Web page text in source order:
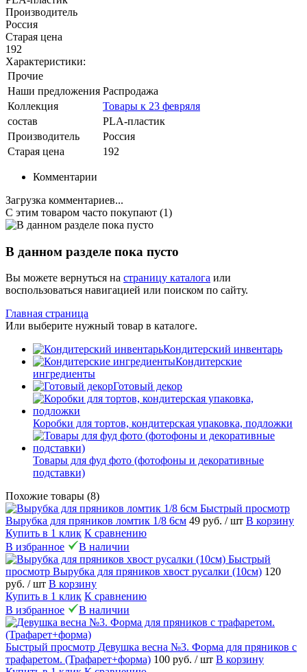
Производитель
Россия
Старая цена
192
Характеристики:
Прочие
Наши предложения Распродажа
Коллекция
Товары к 23 февряля
состав
PLA-пластик
Производитель
Россия
Старая цена
192
Комментарии
Загрузка комментариев...
С этим товаром часто покупают (1)
В данном разделе пока пусто
Вы можете вернуться на страницу каталога или
воспользоваться навигацией или поиском по сайту.
Главная страница
Или выберите нужный товар в каталоге.
Кондитерский инвентарь
Кондитерские
ингредиенты
Готовый декор
Коробки для тортов, кондитерская упаковка, подложки
Товары для фуд фото (фотофоны и декоративные
подставки)
Похожие товары (8)
Быстрый просмотр
Вырубка для пряников ломтик 1/8 6см 49 руб. / шт В корзину
Купить в 1 клик К сравнению
В избранное
В наличии
Быстрый
просмотр Вырубка для пряников хвост русалки (10см) 120
руб. / шт В корзину
Купить в 1 клик К сравнению
В избранное
В наличии
Быстрый просмотр Девушка весна №3. Форма для пряников с
трафаретом. (Трафарет+форма) 100 руб. / шт В корзину